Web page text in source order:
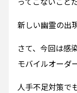
新しい幽霊の出
さて、今回は感
モバイルオーダ
人手不足対策で